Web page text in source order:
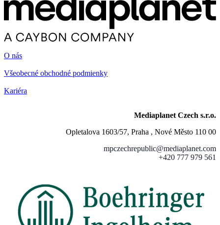
O nás
Všeobecné obchodné podmienky
Kariéra
Mediaplanet Czech s.r.o.
Opletalova 1603/57, Praha , Nové Město 110 00
mpczechrepublic@mediaplanet.com
+420 777 979 561